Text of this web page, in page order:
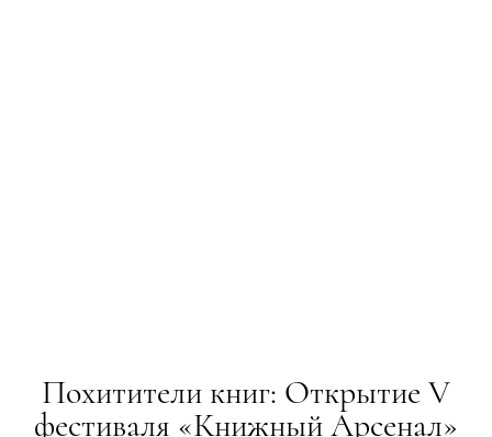
Похитители книг: Открытие V
фестиваля «Книжный Арсенал»